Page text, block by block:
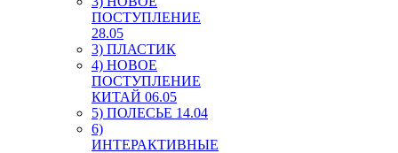
ПОСТУПЛЕНИЕ
28.05
3) ПЛАСТИК
4) НОВОЕ
ПОСТУПЛЕНИЕ
КИТАЙ 06.05
5) ПОЛЕСЬЕ 14.04
6)
ИНТЕРАКТИВНЫЕ